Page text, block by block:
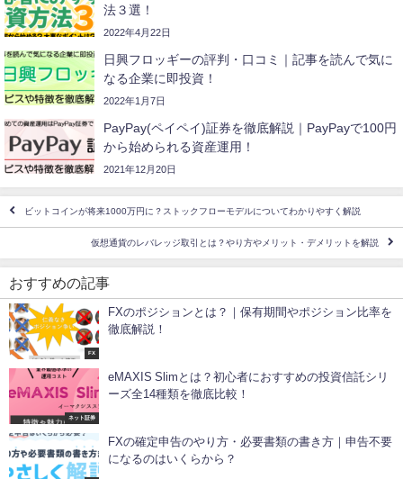
法３選！
2022年4月22日
日興フロッギーの評判・口コミ｜記事を読んで気に
なる企業に即投資！
2022年1月7日
PayPay(ペイペイ)証券を徹底解説｜PayPayで100円
から始められる資産運用！
2021年12月20日
ビットコインが将来1000万円に？ストックフローモデルについてわかりやすく解説
仮想通貨のレバレッジ取引とは？やり方やメリット・デメリットを解説
おすすめの記事
FX
FXのポジションとは？｜保有期間やポジション比率を
徹底解説！
ネット証券
eMAXIS Slimとは？初心者におすすめの投資信託シリ
ーズ全14種類を徹底比較！
FXの確定申告のやり方・必要書類の書き方｜申告不要
になるのはいくらから？